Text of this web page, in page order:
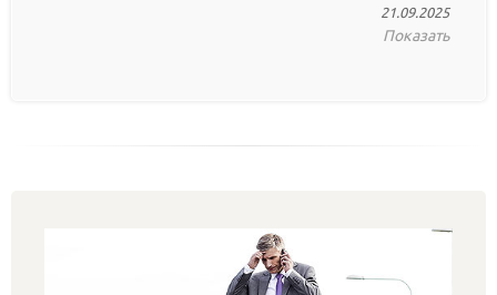
21.09.2025
Показать